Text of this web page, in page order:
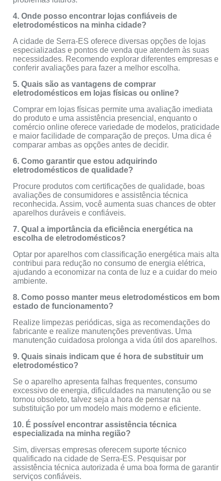
4. Onde posso encontrar lojas confiáveis de
eletrodomésticos na minha cidade?
A cidade de Serra-ES oferece diversas opções de lojas
especializadas e pontos de venda que atendem às suas
necessidades. Recomendo explorar diferentes empresas e
conferir avaliações para fazer a melhor escolha.
5. Quais são as vantagens de comprar
eletrodomésticos em lojas físicas ou online?
Comprar em lojas físicas permite uma avaliação imediata
do produto e uma assistência presencial, enquanto o
comércio online oferece variedade de modelos, praticidade
e maior facilidade de comparação de preços. Uma dica é
comparar ambas as opções antes de decidir.
6. Como garantir que estou adquirindo
eletrodomésticos de qualidade?
Procure produtos com certificações de qualidade, boas
avaliações de consumidores e assistência técnica
reconhecida. Assim, você aumenta suas chances de obter
aparelhos duráveis e confiáveis.
7. Qual a importância da eficiência energética na
escolha de eletrodomésticos?
Optar por aparelhos com classificação energética mais alta
contribui para redução no consumo de energia elétrica,
ajudando a economizar na conta de luz e a cuidar do meio
ambiente.
8. Como posso manter meus eletrodomésticos em bom
estado de funcionamento?
Realize limpezas periódicas, siga as recomendações do
fabricante e realize manutenções preventivas. Uma
manutenção cuidadosa prolonga a vida útil dos aparelhos.
9. Quais sinais indicam que é hora de substituir um
eletrodoméstico?
Se o aparelho apresenta falhas frequentes, consumo
excessivo de energia, dificuldades na manutenção ou se
tornou obsoleto, talvez seja a hora de pensar na
substituição por um modelo mais moderno e eficiente.
10. É possível encontrar assistência técnica
especializada na minha região?
Sim, diversas empresas oferecem suporte técnico
qualificado na cidade de Serra-ES. Pesquisar por
assistência técnica autorizada é uma boa forma de garantir
serviços confiáveis.